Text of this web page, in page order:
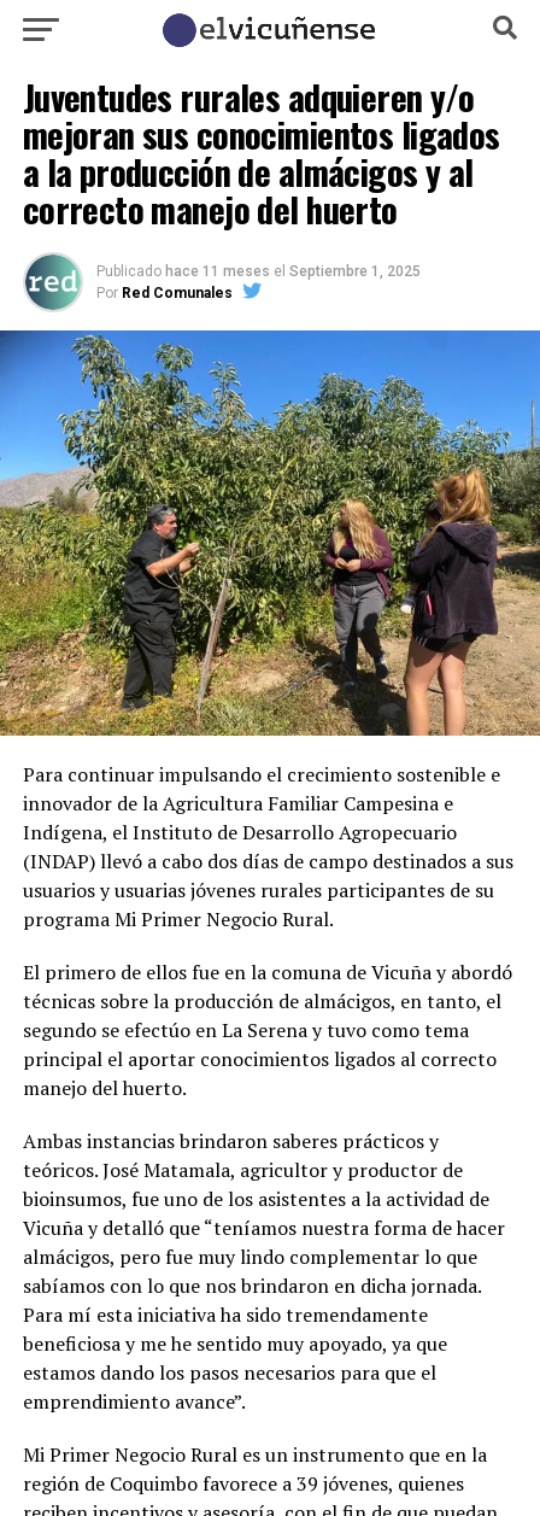
Juventudes rurales adquieren y/o
mejoran sus conocimientos ligados
a la producción de almácigos y al
correcto manejo del huerto
Publicado hace 11 meses el Septiembre 1, 2025
Por Red Comunales
Para continuar impulsando el crecimiento sostenible e
innovador de la Agricultura Familiar Campesina e
Indígena, el Instituto de Desarrollo Agropecuario
(INDAP) llevó a cabo dos días de campo destinados a sus
usuarios y usuarias jóvenes rurales participantes de su
programa Mi Primer Negocio Rural.
El primero de ellos fue en la comuna de Vicuña y abordó
técnicas sobre la producción de almácigos, en tanto, el
segundo se efectúo en La Serena y tuvo como tema
principal el aportar conocimientos ligados al correcto
manejo del huerto.
Ambas instancias brindaron saberes prácticos y
teóricos. José Matamala, agricultor y productor de
bioinsumos, fue uno de los asistentes a la actividad de
Vicuña y detalló que “teníamos nuestra forma de hacer
almácigos, pero fue muy lindo complementar lo que
sabíamos con lo que nos brindaron en dicha jornada.
Para mí esta iniciativa ha sido tremendamente
beneficiosa y me he sentido muy apoyado, ya que
estamos dando los pasos necesarios para que el
emprendimiento avance”.
Mi Primer Negocio Rural es un instrumento que en la
región de Coquimbo favorece a 39 jóvenes, quienes